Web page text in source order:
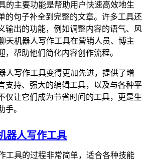
的主要功能是帮助用户快速高效地生
的句子补全到完整的文章。许多工具还
输出的功能，例如调整内容的语气、风
天机器人写作工具在营销人员、博主
，帮助他们简化内容创作流程。
人写作工具变得更加先进，提供了增
支持、强大的编辑工具，以及与各种平
仅让它们成为节省时间的工具，更是生
手。
器人写作工具
工具的过程非常简单，适合各种技能